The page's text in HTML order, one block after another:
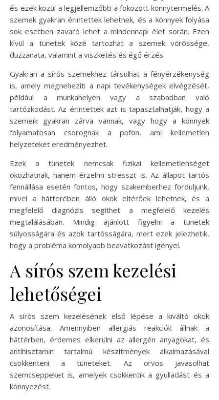
és ezek közül a legjellemzőbb a fokozott könnytermelés. A
szemek gyakran érintettek lehetnek, és a könnyek folyása
sok esetben zavaró lehet a mindennapi élet során. Ezen
kívül a tünetek közé tartozhat a szemek vörössége,
duzzanata, valamint a viszketés és égő érzés.
Gyakran a sírós szemekhez társulhat a fényérzékenység
is, amely megnehezíti a napi tevékenységek elvégzését,
például a munkahelyen vagy a szabadban való
tartózkodást. Az érintettek azt is tapasztalhatják, hogy a
szemeik gyakran zárva vannak, vagy hogy a könnyek
folyamatosan csorognak a pofon, ami kellemetlen
helyzeteket eredményezhet.
Ezek a tünetek nemcsak fizikai kellemetlenséget
okozhatnak, hanem érzelmi stresszt is. Az állapot tartós
fennállása esetén fontos, hogy szakemberhez forduljunk,
mivel a hátterében álló okok eltérőek lehetnek, és a
megfelelő diagnózis segíthet a megfelelő kezelés
megtalálásában. Mindig ajánlott figyelni a tünetek
súlyosságára és azok tartósságára, mert ezek jelezhetik,
hogy a probléma komolyabb beavatkozást igényel.
A sírós szem kezelési
lehetőségei
A sírós szem kezelésének első lépése a kiváltó okok
azonosítása. Amennyiben allergiás reakciók állnak a
háttérben, érdemes elkerülni az allergén anyagokat, és
antihisztamin tartalmú készítmények alkalmazásával
csökkenteni a tüneteket. Az orvos javasolhat
szemcseppeket is, amelyek csökkentik a gyulladást és a
könnyezést.